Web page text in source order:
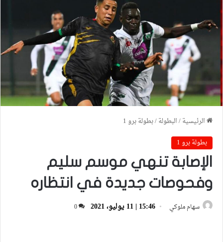
الرئيسية/البطولة/بطولة برو 1
بطولة برو 1
الإصابة تنهي موسم سليم
وفحوصات جديدة في انتظاره
سهام ملوكي 15:46 | 11 يوليو، 2021 0